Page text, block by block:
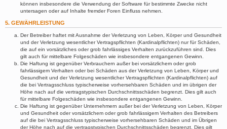
können insbesondere die Verwendung der Software für bestimmte Zwecke nicht
untersagen oder auf Inhalte fremder Foren Einfluss nehmen.
5. GEWÄHRLEISTUNG
Der Betreiber haftet mit Ausnahme der Verletzung von Leben, Körper und Gesundheit
und der Verletzung wesentlicher Vertragspflichten (Kardinalpflichten) nur für Schäden,
die auf ein vorsätzliches oder grob fahrlässiges Verhalten zurückzuführen sind. Dies
gilt auch für mittelbare Folgeschäden wie insbesondere entgangenen Gewinn.
Die Haftung ist gegenüber Verbrauchern außer bei vorsätzlichem oder grob
fahrlässigem Verhalten oder bei Schäden aus der Verletzung von Leben, Körper und
Gesundheit und der Verletzung wesentlicher Vertragspflichten (Kardinalpflichten) auf
die bei Vertragsschluss typischerweise vorhersehbaren Schäden und im übrigen der
Höhe nach auf die vertragstypischen Durchschnittsschäden begrenzt. Dies gilt auch
für mittelbare Folgeschäden wie insbesondere entgangenen Gewinn.
Die Haftung ist gegenüber Unternehmern außer bei der Verletzung von Leben, Körper
und Gesundheit oder vorsätzlichem oder grob fahrlässigem Verhalten des Betreibers
auf die bei Vertragsschluss typischerweise vorhersehbaren Schäden und im Übrigen
der Höhe nach auf die vertragstypischen Durchschnittsschäden begrenzt. Dies gilt